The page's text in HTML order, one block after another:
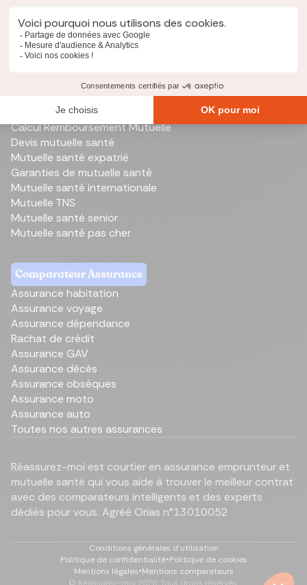
Taux d'endettement
Capital restant dû
Comparateur de mutuelle santé
Meilleure mutuelle santé
Calcul Remboursement Mutuelle
Devis mutuelle santé
Mutuelle santé expatrié
Garanties de mutuelle santé
Mutuelle santé internationale
Mutuelle TNS
Mutuelle santé senior
Mutuelle santé pas cher
Comparateur Assurance
Assurance habitation
Assurance voyage
Assurance dépendance
Rachat de crédit
Assurance GAV
Assurance décès
Assurance obsèques
Assurance moto
Assurance auto
Toutes nos autres assurances
Réassurez-moi est courtier en assurance emprunteur et
mutuelle santé qui vous aide à trouver le meilleur contrat
avec des comparateurs intelligents et des experts
dédiés pour vous. Agréé Orias n°13010052
Conditions générales d'utilisation
Politique de confidentialité•Politique de cookies
Mentions légales•Mentions comparateurs